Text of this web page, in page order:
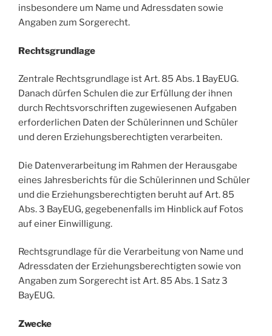
insbesondere um Name und Adressdaten sowie
Angaben zum Sorgerecht.
Rechtsgrundlage
Zentrale Rechtsgrundlage ist Art. 85 Abs. 1 BayEUG.
Danach dürfen Schulen die zur Erfüllung der ihnen
durch Rechtsvorschriften zugewiesenen Aufgaben
erforderlichen Daten der Schülerinnen und Schüler
und deren Erziehungsberechtigten verarbeiten.
Die Datenverarbeitung im Rahmen der Herausgabe
eines Jahresberichts für die Schülerinnen und Schüler
und die Erziehungsberechtigten beruht auf Art. 85
Abs. 3 BayEUG, gegebenenfalls im Hinblick auf Fotos
auf einer Einwilligung.
Rechtsgrundlage für die Verarbeitung von Name und
Adressdaten der Erziehungsberechtigten sowie von
Angaben zum Sorgerecht ist Art. 85 Abs. 1 Satz 3
BayEUG.
Zwecke